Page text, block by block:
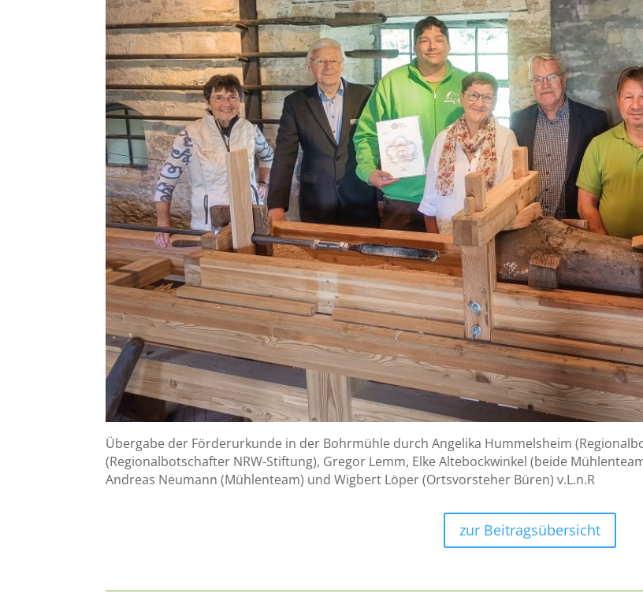
Übergabe der Förderurkunde in der Bohrmühle durch Angelika Hummelsheim
(Regionalbotschafter NRW-Stiftung), Gregor Lemm, Elke Altebockwinkel (beide
Andreas Neumann (Mühlenteam) und Wigbert Löper (Ortsvorsteher Büren) v.L.n.R
zur Beitragsübersicht